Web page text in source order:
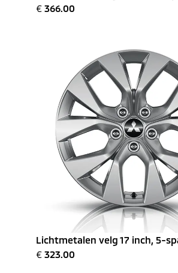
€ 366.00
Lichtmetalen velg 17 inch, 5-
€ 323.00